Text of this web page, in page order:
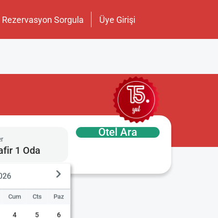
Rezervasyon Sorgula Üye Girişi
Cum Cts Paz
4 5 6
1 Oda
Otel Ara